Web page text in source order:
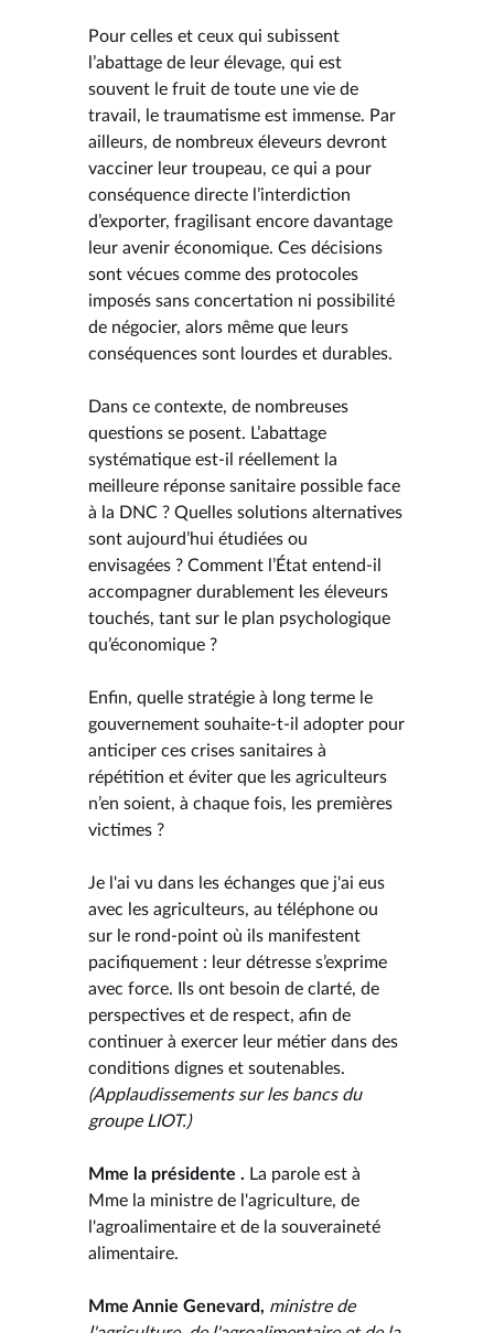
Pour celles et ceux qui subissent
l’abattage de leur élevage, qui est
souvent le fruit de toute une vie de
travail, le traumatisme est immense. Par
ailleurs, de nombreux éleveurs devront
vacciner leur troupeau, ce qui a pour
conséquence directe l’interdiction
d’exporter, fragilisant encore davantage
leur avenir économique. Ces décisions
sont vécues comme des protocoles
imposés sans concertation ni possibilité
de négocier, alors même que leurs
conséquences sont lourdes et durables.
Dans ce contexte, de nombreuses
questions se posent. L’abattage
systématique est-il réellement la
meilleure réponse sanitaire possible face
à la DNC ? Quelles solutions alternatives
sont aujourd’hui étudiées ou
envisagées ? Comment l’État entend-il
accompagner durablement les éleveurs
touchés, tant sur le plan psychologique
qu’économique ?
Enfin, quelle stratégie à long terme le
gouvernement souhaite-t-il adopter pour
anticiper ces crises sanitaires à
répétition et éviter que les agriculteurs
n’en soient, à chaque fois, les premières
victimes ?
Je l'ai vu dans les échanges que j'ai eus
avec les agriculteurs, au téléphone ou
sur le rond-point où ils manifestent
pacifiquement : leur détresse s’exprime
avec force. Ils ont besoin de clarté, de
perspectives et de respect, afin de
continuer à exercer leur métier dans des
conditions dignes et soutenables.
(Applaudissements sur les bancs du
groupe LIOT.)
Mme la présidente . La parole est à
Mme la ministre de l'agriculture, de
l'agroalimentaire et de la souveraineté
alimentaire.
Mme Annie Genevard, ministre de